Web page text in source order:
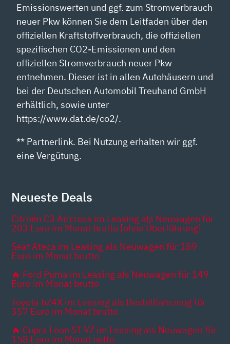
Emissionswerten und ggf. zum Stromverbrauch
neuer Pkw können Sie dem Leitfaden über den
offiziellen Kraftstoffverbrauch, die offiziellen
spezifischen CO2-Emissionen und den
offiziellen Stromverbrauch neuer Pkw
entnehmen. Dieser ist in allen Autohäusern und
bei der Deutschen Automobil Treuhand GmbH
erhältlich, sowie unter
https://www.dat.de/co2/.
** Partnerlink. Bei Nutzung erhalten wir ggf.
eine Vergütung.
Neueste Deals
Citroën C3 Aircross im Leasing als Neuwagen für
203 Euro im Monat brutto [ohne Überführung]
Seat Ateca im Leasing als Neuwagen für 189
Euro im Monat brutto
🔥 Ford Puma im Leasing als Neuwagen für 149
Euro im Monat brutto
Toyota bZ4X im Leasing als Bestellfahrzeug für
357 Euro im Monat brutto
🔥 Cupra Leon ST VZ im Leasing als Neuwagen für
158 Euro im Monat netto